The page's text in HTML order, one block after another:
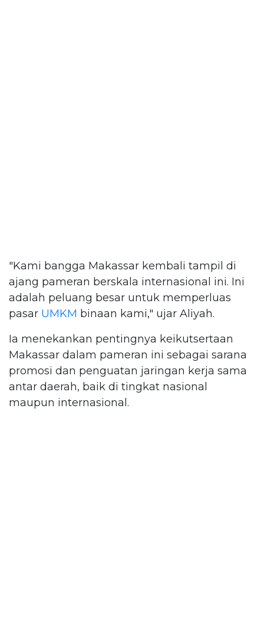
"Kami bangga Makassar kembali tampil di
ajang pameran berskala internasional ini. Ini
adalah peluang besar untuk memperluas
pasar UMKM binaan kami," ujar Aliyah.
Ia menekankan pentingnya keikutsertaan
Makassar dalam pameran ini sebagai sarana
promosi dan penguatan jaringan kerja sama
antar daerah, baik di tingkat nasional
maupun internasional.